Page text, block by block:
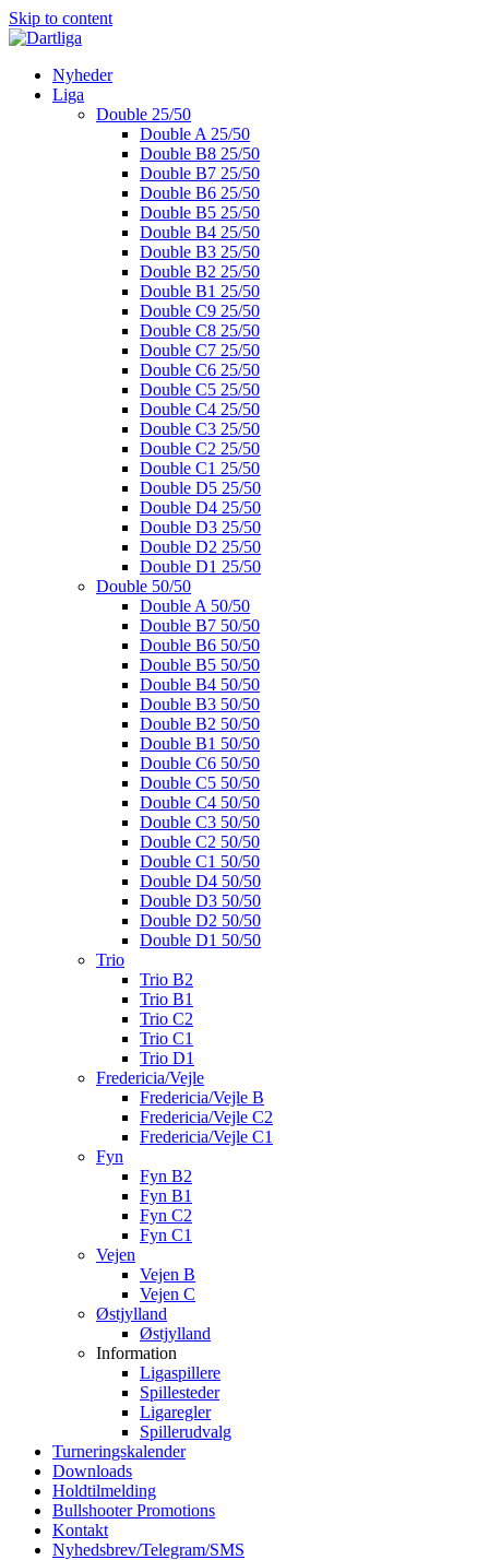
Skip to content
Nyheder
Liga
Double 25/50
Double A 25/50
Double B8 25/50
Double B7 25/50
Double B6 25/50
Double B5 25/50
Double B4 25/50
Double B3 25/50
Double B2 25/50
Double B1 25/50
Double C9 25/50
Double C8 25/50
Double C7 25/50
Double C6 25/50
Double C5 25/50
Double C4 25/50
Double C3 25/50
Double C2 25/50
Double C1 25/50
Double D5 25/50
Double D4 25/50
Double D3 25/50
Double D2 25/50
Double D1 25/50
Double 50/50
Double A 50/50
Double B7 50/50
Double B6 50/50
Double B5 50/50
Double B4 50/50
Double B3 50/50
Double B2 50/50
Double B1 50/50
Double C6 50/50
Double C5 50/50
Double C4 50/50
Double C3 50/50
Double C2 50/50
Double C1 50/50
Double D4 50/50
Double D3 50/50
Double D2 50/50
Double D1 50/50
Trio
Trio B2
Trio B1
Trio C2
Trio C1
Trio D1
Fredericia/Vejle
Fredericia/Vejle B
Fredericia/Vejle C2
Fredericia/Vejle C1
Fyn
Fyn B2
Fyn B1
Fyn C2
Fyn C1
Vejen
Vejen B
Vejen C
Østjylland
Østjylland
Information
Ligaspillere
Spillesteder
Ligaregler
Spillerudvalg
Turneringskalender
Downloads
Holdtilmelding
Bullshooter Promotions
Kontakt
Nyhedsbrev/Telegram/SMS